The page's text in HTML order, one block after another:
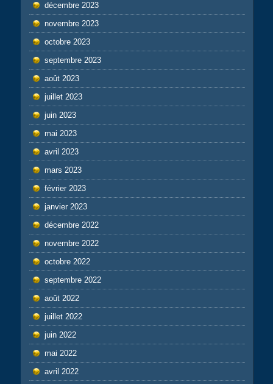
décembre 2023
novembre 2023
octobre 2023
septembre 2023
août 2023
juillet 2023
juin 2023
mai 2023
avril 2023
mars 2023
février 2023
janvier 2023
décembre 2022
novembre 2022
octobre 2022
septembre 2022
août 2022
juillet 2022
juin 2022
mai 2022
avril 2022